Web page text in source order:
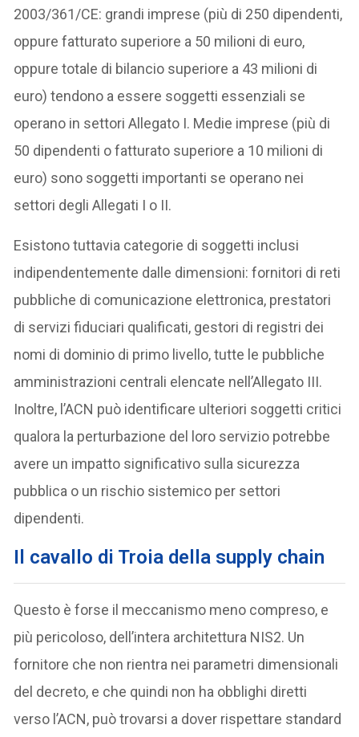
2003/361/CE: grandi imprese (più di 250 dipendenti,
oppure fatturato superiore a 50 milioni di euro,
oppure totale di bilancio superiore a 43 milioni di
euro) tendono a essere soggetti essenziali se
operano in settori Allegato I. Medie imprese (più di
50 dipendenti o fatturato superiore a 10 milioni di
euro) sono soggetti importanti se operano nei
settori degli Allegati I o II.
Esistono tuttavia categorie di soggetti inclusi
indipendentemente dalle dimensioni: fornitori di reti
pubbliche di comunicazione elettronica, prestatori
di servizi fiduciari qualificati, gestori di registri dei
nomi di dominio di primo livello, tutte le pubbliche
amministrazioni centrali elencate nell’Allegato III.
Inoltre, l’ACN può identificare ulteriori soggetti critici
qualora la perturbazione del loro servizio potrebbe
avere un impatto significativo sulla sicurezza
pubblica o un rischio sistemico per settori
dipendenti.
Il cavallo di Troia della supply chain
Questo è forse il meccanismo meno compreso, e
più pericoloso, dell’intera architettura NIS2. Un
fornitore che non rientra nei parametri dimensionali
del decreto, e che quindi non ha obblighi diretti
verso l’ACN, può trovarsi a dover rispettare standard